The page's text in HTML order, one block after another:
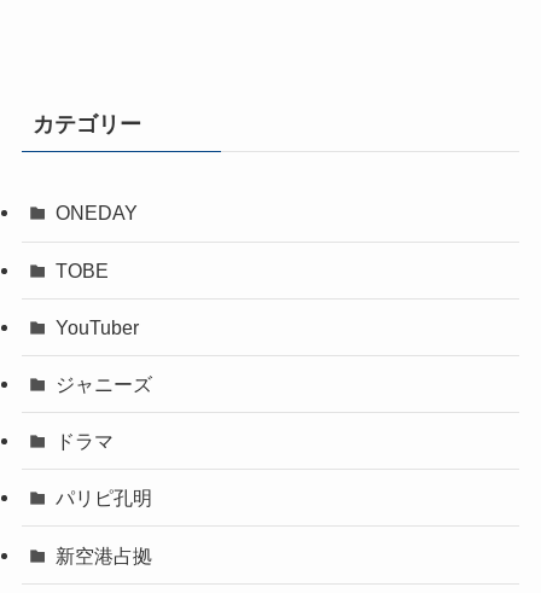
カテゴリー
ONEDAY
TOBE
YouTuber
ジャニーズ
ドラマ
パリピ孔明
新空港占拠